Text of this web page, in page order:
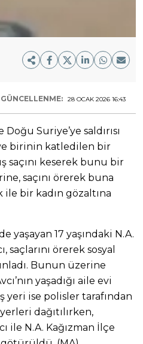
GÜNCELLENME: 28 OCAK 2026 16:43
Suriye’ye saldırısı
birinin katledilen bir
saçını keserek bunu bir
saçını örerek buna
bir kadın gözaltına
yaşayan 17 yaşındaki N.A.
saçlarını örerek sosyal
Bunun üzerine
yaşadığı aile evi
yeri ise polisler tarafından
dağıtılırken,
ile N.A. Kağızman İlçe